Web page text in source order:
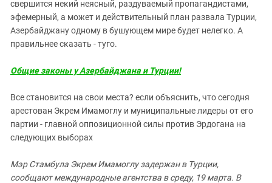
Нагорный Карабах
Российская Федерация
Северная Осетия - Алания
Ставропольский край
Чечня
Южный Кавказ
свершится некий неясный, раздуваемый пропагандистами,
эфемерный, а может и действительный план развала Турции,
Азербайджану одному в бушующем мире будет нелегко. А
правильнее сказать - туго.
Общие законы у Азербайджана и Турции!
Все становится на свои места? если объяснить, что сегодня
арестован Экрем Имамоглу и муниципальные лидеры от его
партии - главной оппозиционной силы против Эрдогана на
следующих выборах
Мэр Стамбула Экрем Имамоглу задержан в Турции,
сообщают международные агентства в среду, 19 марта. В